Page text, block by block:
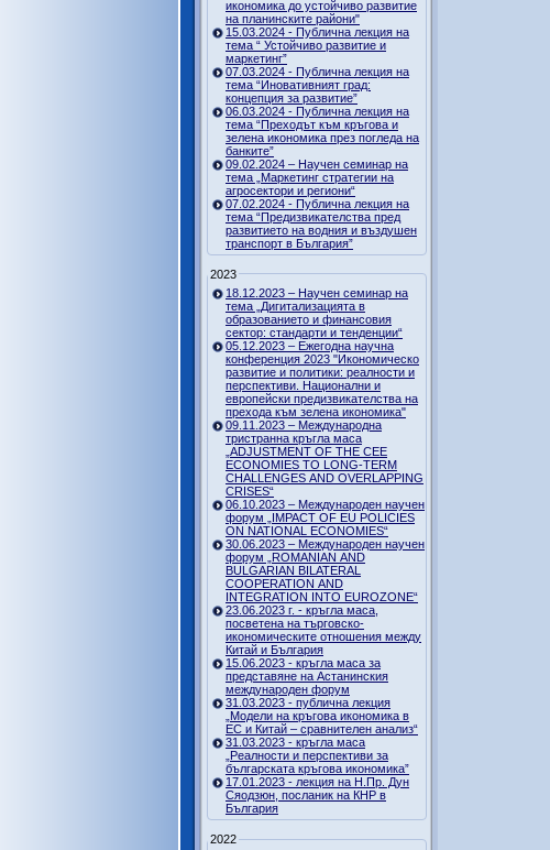
икономика до устойчиво развитие
на планинските райони"
15.03.2024 - Публична лекция на
тема “ Устойчиво развитие и
маркетинг”
07.03.2024 - Публична лекция на
тема “Иновативният град:
концепция за развитие”
06.03.2024 - Публична лекция на
тема “Преходът към кръгова и
зелена икономика през погледа на
банките”
09.02.2024 – Научен семинар на
тема „Маркетинг стратегии на
агросектори и региони“
07.02.2024 - Публична лекция на
тема “Предизвикателства пред
развитието на водния и въздушен
транспорт в България”
2023
18.12.2023 – Научен семинар на
тема „Дигитализацията в
образованието и финансовия
сектор: стандарти и тенденции“
05.12.2023 – Ежегодна научна
конференция 2023 "Икономическо
развитие и политики: реалности и
перспективи. Национални и
европейски предизвикателства на
прехода към зелена икономика"
09.11.2023 – Международна
тристранна кръгла маса
„ADJUSTMENT OF THE CEE
ECONOMIES TO LONG-TERM
CHALLENGES AND OVERLAPPING
CRISES“
06.10.2023 – Международен научен
форум „IMPACT OF EU POLICIES
ON NATIONAL ECONOMIES“
30.06.2023 – Международен научен
форум „ROMANIAN AND
BULGARIAN BILATERAL
COOPERATION AND
INTEGRATION INTO EUROZONE“
23.06.2023 г. - кръгла маса,
посветена на търговско-
икономическите отношения между
Китай и България
15.06.2023 - кръгла маса за
представяне на Астанинския
международен форум
31.03.2023 - публична лекция
„Модели на кръгова икономика в
ЕС и Китай – сравнителен анализ“
31.03.2023 - кръгла маса
„Реалности и перспективи за
българската кръгова икономика”
17.01.2023 - лекция на Н.Пр. Дун
Сяодзюн, посланик на КНР в
България
2022